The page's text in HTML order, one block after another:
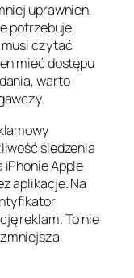
uprawnień,
potrzebuje
musi czytać
mieć dostępu
warto
śledzenia
Apple
aplikacje. Na
reklam. To nie